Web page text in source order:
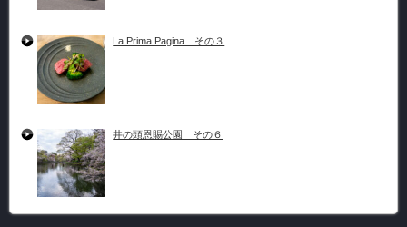
La Prima Pagina その３
井の頭恩賜公園 その６